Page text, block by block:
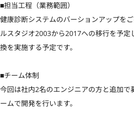
■担当工程（業務範囲）
健康診断システムのバーションアップを
ルスタジオ2003から2017への移行を予定
換を実施する予定です。
■チーム体制
今回は社内2名のエンジニアの方と追加で
ームで開発を行います。